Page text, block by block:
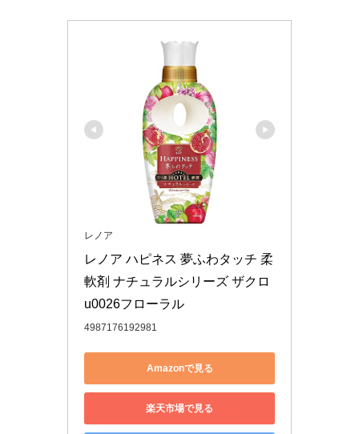
レノア
レノア ハピネス 夢ふわタッチ 柔
軟剤 ナチュラルシリーズ ザクロ
u0026フローラル
4987176192981
Amazonで見る
楽天市場で見る